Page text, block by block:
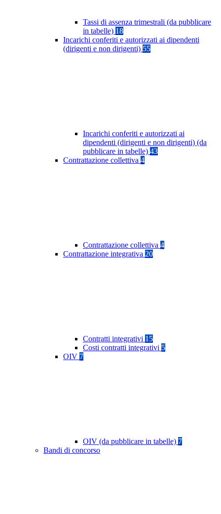
Tassi di assenza trimestrali (da pubblicare
in tabelle) 18
Incarichi conferiti e autorizzati ai dipendenti
(dirigenti e non dirigenti) 55
Incarichi conferiti e autorizzati ai
dipendenti (dirigenti e non dirigenti) (da
pubblicare in tabelle) 43
Contrattazione collettiva 4
Contrattazione collettiva 4
Contrattazione integrativa 20
Contratti integrativi 15
Costi contratti integrativi 5
OIV 7
OIV (da pubblicare in tabelle) 7
Bandi di concorso